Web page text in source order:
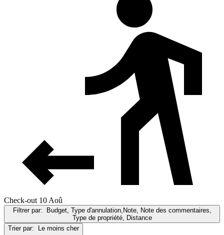
Check-out 10 Aoû
Filtrer par:
Budget, Type d'annulation,Note, Note des commentaires,
Type de propriété, Distance
Trier par:
Le moins cher